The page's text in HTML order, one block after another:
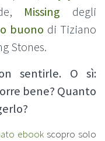
Missing degli
buono di Tiziano
Stones.
sentirle. O sì:
bene? Quanto
ebook scopro solo